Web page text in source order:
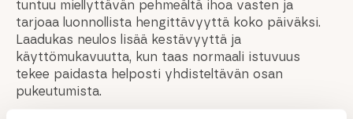
tuntuu miellyttävän pehmeältä ihoa vasten ja
tarjoaa luonnollista hengittävyyttä koko päiväksi.
Laadukas neulos lisää kestävyyttä ja
käyttömukavuutta, kun taas normaali istuvuus
tekee paidasta helposti yhdisteltävän osan
pukeutumista.